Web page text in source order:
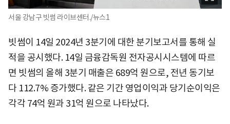
서울 강남구 빗썸 라이브센터./뉴스1
빗썸이 14일 2024년 3분기에 대한 분기보고서를 통해 실
적을 공시했다. 14일 금융감독원 전자공시시스템에 따르
면 빗썸의 올해 3분기 매출은 689억 원으로, 전년 동기보
다 112.7% 증가했다. 같은 기간 영업이익과 당기순이익은
각각 74억 원과 31억 원으로 나타났다.